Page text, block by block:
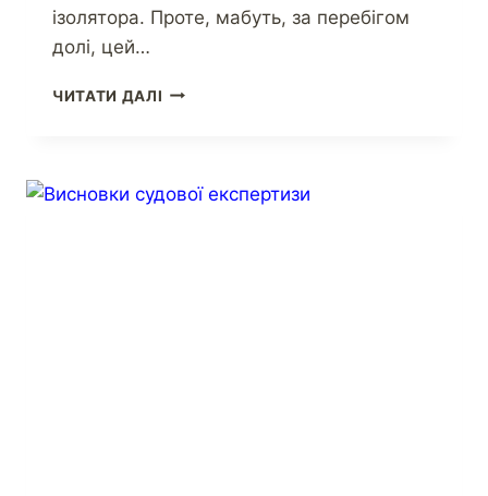
ізолятора. Проте, мабуть, за перебігом
долі, цей…
ЧИТАТИ ДАЛІ